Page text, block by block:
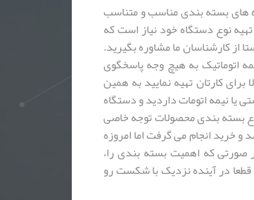
های بسته بندی مناسب و متناسب
نوع دستگاه خود نیاز است که
از کارشناسان ما مشاوره بگیرید.
اتوماتیک به هیچ وجه پاسخگوی
کارتان تهیه نمایید به همین
یا نیمه اتومات داردید و دستگاه
بسته بندی محصولات توجه خاصی
خرید انجام می گرفت اما امروزه
صورتی که اهمیت بسته بندی را،
در آینده نزدیک با شکست رو